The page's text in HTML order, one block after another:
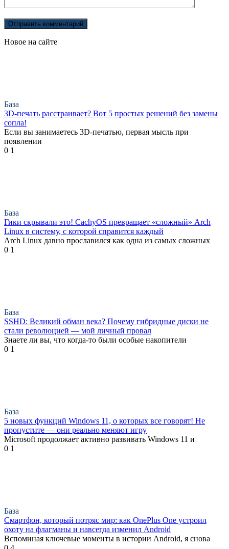
Новое на сайте
База
3D-печать расстраивает? Вот 5 простых решений без замены
сопла!
Если вы занимаетесь 3D-печатью, первая мысль при
появлении
0 1
База
Гики скрывали это! CachyOS превращает «сложный» Arch
Linux в систему, с которой справится каждый
Arch Linux давно прославился как одна из самых сложных
0 1
База
SSHD: Великий обман века? Почему гибридные диски не
стали революцией — мой личный провал
Знаете ли вы, что когда-то были особые накопители
0 1
База
5 новых функций Windows 11, о которых все говорят! Не
пропустите — они реально меняют игру
Microsoft продолжает активно развивать Windows 11 и
0 1
База
Смартфон, который потряс мир: как OnePlus One устроил
охоту на флагманы и навсегда изменил Android
Вспоминая ключевые моменты в истории Android, я снова